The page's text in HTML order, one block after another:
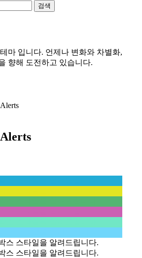
마 입니다. 언제나 변화와 차별화,
향해 도전하고 있습니다.
스 스타일을 알려드립니다.
스 스타일을 알려드립니다.